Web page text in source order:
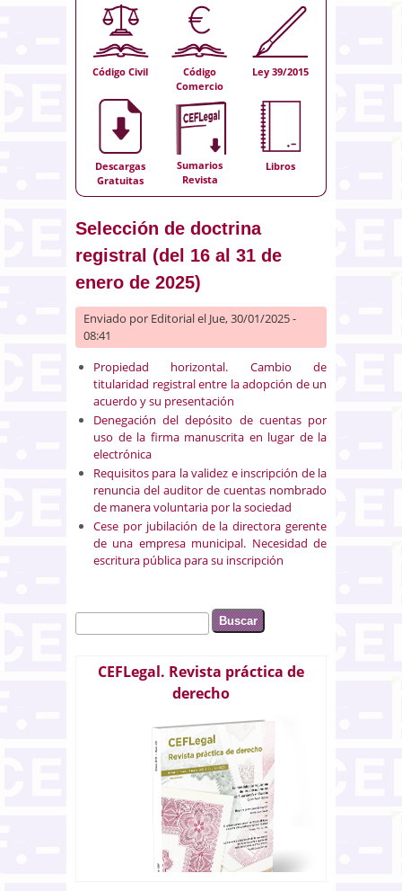
Código Civil
Código
Comercio
Ley 39/2015
Descargas
Gratuitas
Sumarios
Revista
Libros
Selección de doctrina
registral (del 16 al 31 de
enero de 2025)
Enviado por Editorialel Jue, 30/01/2025 -
08:41
Propiedad horizontal. Cambio de
titularidad registral entre la adopción de un
acuerdo y su presentación
Denegación del depósito de cuentas por
uso de la firma manuscrita en lugar de la
electrónica
Requisitos para la validez e inscripción de la
renuncia del auditor de cuentas nombrado
de manera voluntaria por la sociedad
Cese por jubilación de la directora gerente
de una empresa municipal. Necesidad de
escritura pública para su inscripción
Formulario de búsqueda
Buscar
CEFLegal. Revista práctica de
derecho